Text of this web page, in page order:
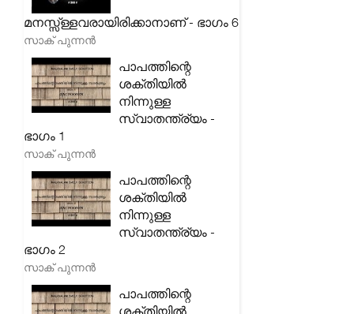
മനസ്സ്ള്ളവരായിരിക്കാനാണ് - ഭാഗം 6
സാക് പുന്നൻ
പാപത്തിന്റെ
ശക്തിയിൽ
നിന്നുള്ള
സ്വാതന്ത്ര്യം -
ഭാഗം 1
സാക് പുന്നൻ
പാപത്തിന്റെ
ശക്തിയിൽ
നിന്നുള്ള
സ്വാതന്ത്ര്യം -
ഭാഗം 2
സാക് പുന്നൻ
പാപത്തിന്റെ
ശക്തിയിൽ